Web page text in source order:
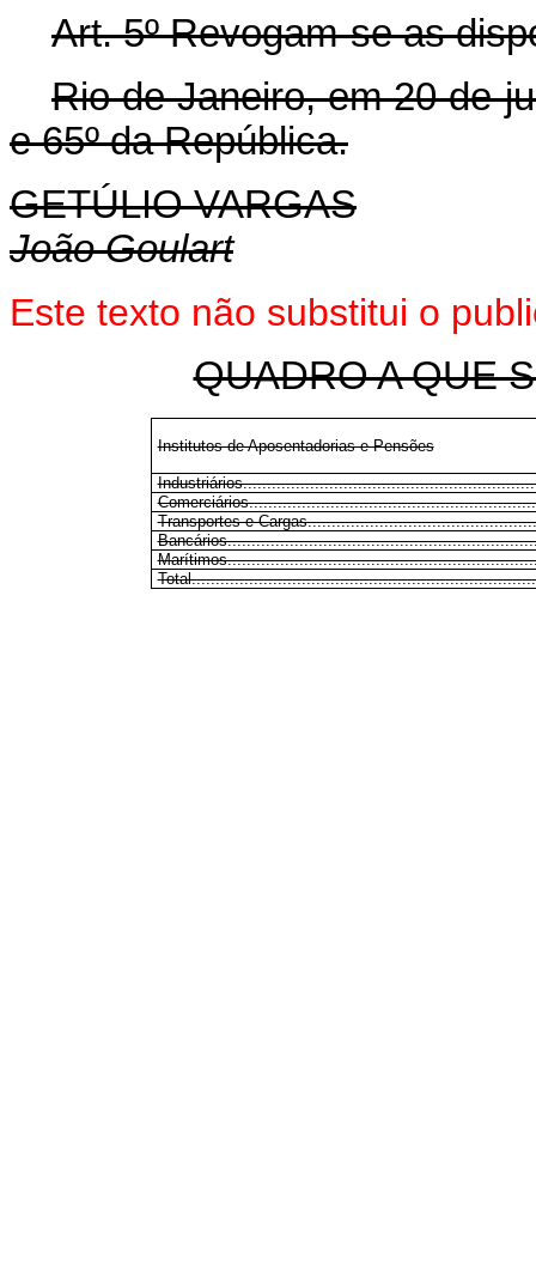
Art. 5º Revogam-se as
Rio de Janeiro, em 20 de
e 65º da República.
GETÚLIO VARGAS
João Goulart
Este texto não substitui o
QUADRO A QUE
Institutos de Aposentadorias e Pensões
Transportes e